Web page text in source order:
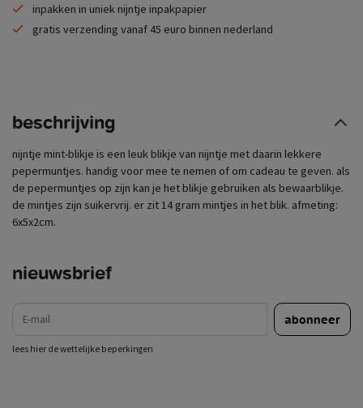
inpakken in uniek nijntje inpakpapier
gratis verzending vanaf 45 euro binnen nederland
beschrijving
nijntje mint-blikje is een leuk blikje van nijntje met daarin lekkere
pepermuntjes. handig voor mee te nemen of om cadeau te geven. als
de pepermuntjes op zijn kan je het blikje gebruiken als bewaarblikje.
de mintjes zijn suikervrij. er zit 14 gram mintjes in het blik. afmeting:
6x5x2cm.
nieuwsbrief
abonneer
lees hier de wettelijke beperkingen